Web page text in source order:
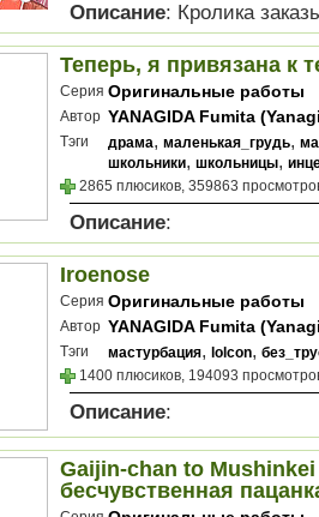
Описание: Кролика
Теперь, я привязана к
Серия Оригинальные работы
Автор YANAGIDA Fumita
Futoshi)
Тэги драма, маленькая_грудь,
школьники, школьницы,
2865 плюсиков, 359863
Описание:
Iroenose
Серия Оригинальные работы
Автор YANAGIDA Fumita
Futoshi)
Тэги мастурбация, lolcon,
1400 плюсиков, 194093
Описание:
Gaijin-chan to
бесчувственная